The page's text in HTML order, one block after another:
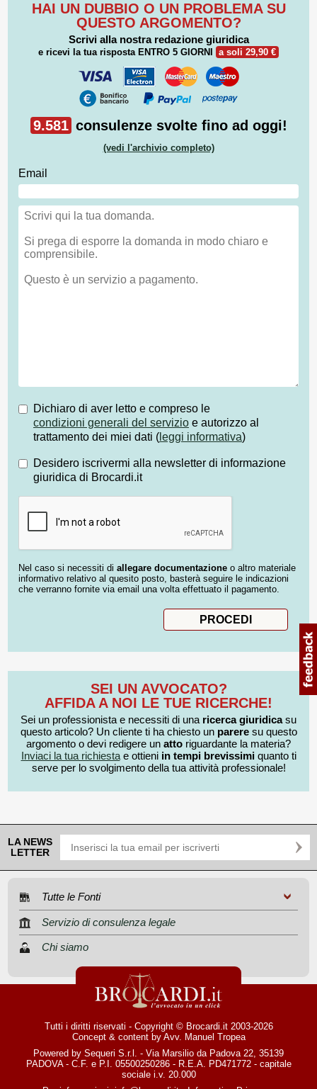
HAI UN DUBBIO O UN PROBLEMA SU
QUESTO ARGOMENTO?
Scrivi alla nostra redazione giuridica
e ricevi la tua risposta ENTRO 5 GIORNI a soli 29,90 €
9.581 consulenze svolte fino ad oggi!
(vedi l'archivio completo)
Email
Dichiaro di aver letto e compreso le
condizioni generali del servizio e autorizzo al
trattamento dei miei dati ( leggi informativa)
Desidero iscrivermi alla newsletter di informazione
giuridica di Brocardi.it
Nel caso si necessiti di allegare documentazione o altro materiale
informativo relativo al quesito posto, basterà seguire le indicazioni
che verranno fornite via email una volta effettuato il pagamento.
SEI UN AVVOCATO?
AFFIDA A NOI LE TUE RICERCHE!
Sei un professionista e necessiti di una ricerca giuridicasu
questo articolo? Un cliente ti ha chiesto un pareresu questo
argomento o devi redigere un atto riguardante la materia?
Inviaci la tua richiestae ottieni in tempi brevissimiquanto ti
serve per lo svolgimento della tua attività professionale!
LA NEWS
LETTER
Tutte le Fonti
Servizio di consulenza legale
Chi siamo
Tutti i diritti riservati - Copyright © Brocardi.it 2003-2026
Concept & content by Avv. Manuel Tropea
Powered by Sequeri S.r.l. - Via Marsilio da Padova 22, 35139
PADOVA - C.F. e P.I. 05500250286 - R.E.A. PD471772 - capitale
sociale i.v. 20.000